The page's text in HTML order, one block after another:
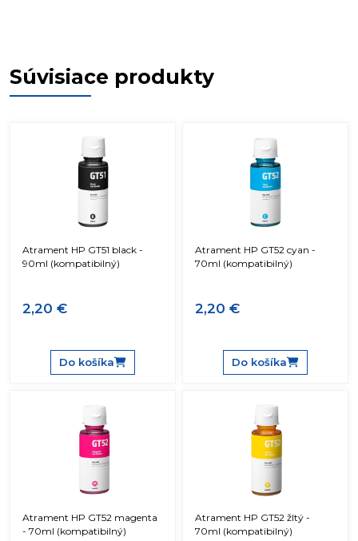
Súvisiace produkty
Atrament HP GT51 black -
90ml (kompatibilný)
2,20 €
Do košíka
Atrament HP GT52 cyan -
70ml (kompatibilný)
2,20 €
Do košíka
Atrament HP GT52 magenta
- 70ml (kompatibilný)
Atrament HP GT52 žltý -
70ml (kompatibilný)